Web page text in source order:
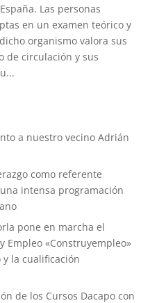
Las personas
en un examen teórico y
organismo valora sus
de circulación y sus
a nuestro vecino Adrián
como referente
intensa programación
pone en marcha el
Empleo «Construyempleo»
la cualificación
de los Cursos Dacapo con